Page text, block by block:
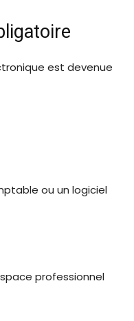
est devenue
ou un logiciel
professionnel